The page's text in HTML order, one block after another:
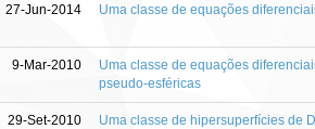
27-Jun-2014 Uma classe de equações
9-Mar-2010
Uma classe de equações
pseudo-esféricas
29-Set-2010 Uma classe de hipersuperfícies de